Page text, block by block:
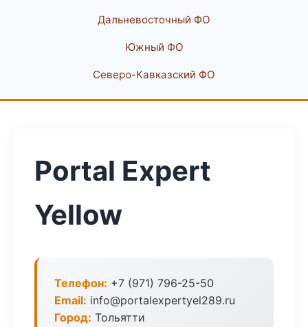
Дальневосточный ФО
Южный ФО
Северо-Кавказский ФО
Portal Expert
Yellow
Телефон: +7 (971) 796-25-50
Email: info@portalexpertyel289.ru
Город: Тольятти